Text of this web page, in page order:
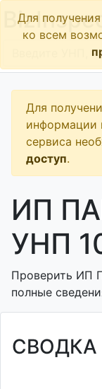
Для
ко всем
Для
информации
сервиса
доступ.
ИП
УНП
Проверить ИП
полные
СВОДКА